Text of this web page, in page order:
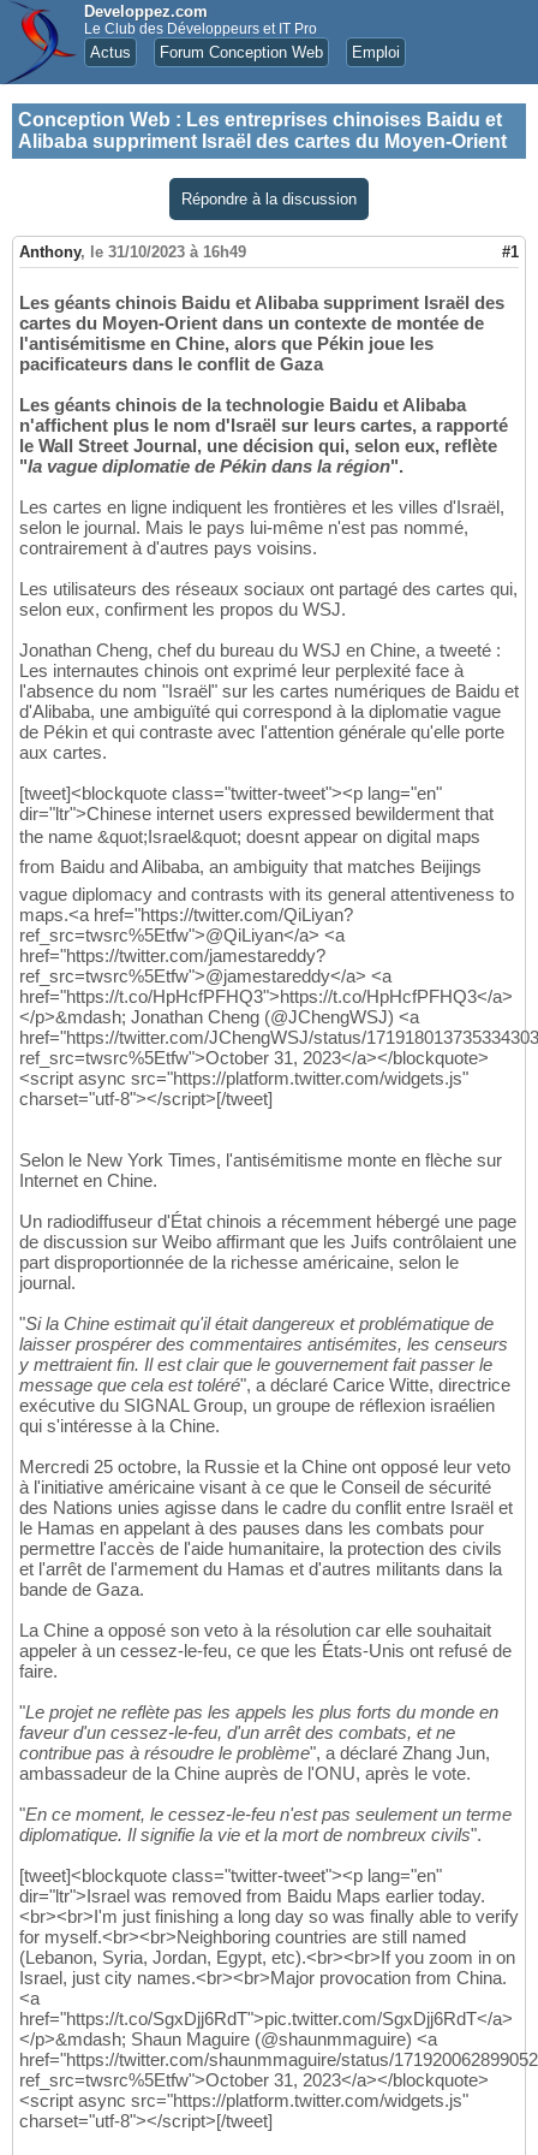
Developpez.com
Le Club des Développeurs et IT Pro
Actus Forum Conception Web Emploi
Conception Web : Les entreprises chinoises Baidu et
Alibaba suppriment Israël des cartes du Moyen-Orient
Répondre à la discussion
Anthony, le 31/10/2023 à 16h49 #1
Les géants chinois Baidu et Alibaba suppriment Israël des
cartes du Moyen-Orient dans un contexte de montée de
l'antisémitisme en Chine, alors que Pékin joue les
pacificateurs dans le conflit de Gaza
Les géants chinois de la technologie Baidu et Alibaba
n'affichent plus le nom d'Israël sur leurs cartes, a rapporté
le Wall Street Journal, une décision qui, selon eux, reflète
"la vague diplomatie de Pékin dans la région".
Les cartes en ligne indiquent les frontières et les villes d'Israël,
selon le journal. Mais le pays lui-même n'est pas nommé,
contrairement à d'autres pays voisins.
Les utilisateurs des réseaux sociaux ont partagé des cartes qui,
selon eux, confirment les propos du WSJ.
Jonathan Cheng, chef du bureau du WSJ en Chine, a tweeté :
Les internautes chinois ont exprimé leur perplexité face à
l'absence du nom "Israël" sur les cartes numériques de Baidu et
d'Alibaba, une ambiguïté qui correspond à la diplomatie vague
de Pékin et qui contraste avec l'attention générale qu'elle porte
aux cartes.
[tweet]<blockquote class="twitter-tweet"><p lang="en"
dir="ltr">Chinese internet users expressed bewilderment that
the name &quot;Israel&quot; doesnt appear on digital maps
from Baidu and Alibaba, an ambiguity that matches Beijings
vague diplomacy and contrasts with its general attentiveness to
maps.<a href="https://twitter.com/QiLiyan?
ref_src=twsrc%5Etfw">@QiLiyan</a> <a
href="https://twitter.com/jamestareddy?
ref_src=twsrc%5Etfw">@jamestareddy</a> <a
href="https://t.co/HpHcfPFHQ3">https://t.co/HpHcfPFHQ3</a>
</p>&mdash; Jonathan Cheng (@JChengWSJ) <a
href="https://twitter.com/JChengWSJ/status/
ref_src=twsrc%5Etfw">October 31, 2023</a></blockquote>
<script async src="https://platform.twitter.com/widgets.js"
charset="utf-8"></script>[/tweet]
Selon le New York Times, l'antisémitisme monte en flèche sur
Internet en Chine.
Un radiodiffuseur d'État chinois a récemment hébergé une page
de discussion sur Weibo affirmant que les Juifs contrôlaient une
part disproportionnée de la richesse américaine, selon le
journal.
"Si la Chine estimait qu'il était dangereux et problématique de
laisser prospérer des commentaires antisémites, les censeurs
y mettraient fin. Il est clair que le gouvernement fait passer le
message que cela est toléré", a déclaré Carice Witte, directrice
exécutive du SIGNAL Group, un groupe de réflexion israélien
qui s'intéresse à la Chine.
Mercredi 25 octobre, la Russie et la Chine ont opposé leur veto
à l'initiative américaine visant à ce que le Conseil de sécurité
des Nations unies agisse dans le cadre du conflit entre Israël et
le Hamas en appelant à des pauses dans les combats pour
permettre l'accès de l'aide humanitaire, la protection des civils
et l'arrêt de l'armement du Hamas et d'autres militants dans la
bande de Gaza.
La Chine a opposé son veto à la résolution car elle souhaitait
appeler à un cessez-le-feu, ce que les États-Unis ont refusé de
faire.
"Le projet ne reflète pas les appels les plus forts du monde en
faveur d'un cessez-le-feu, d'un arrêt des combats, et ne
contribue pas à résoudre le problème", a déclaré Zhang Jun,
ambassadeur de la Chine auprès de l'ONU, après le vote.
"En ce moment, le cessez-le-feu n'est pas seulement un terme
diplomatique. Il signifie la vie et la mort de nombreux civils".
[tweet]<blockquote class="twitter-tweet"><p lang="en"
dir="ltr">Israel was removed from Baidu Maps earlier today.
<br><br>I'm just finishing a long day so was finally able to verify
for myself.<br><br>Neighboring countries are still named
(Lebanon, Syria, Jordan, Egypt, etc).<br><br>If you zoom in on
Israel, just city names.<br><br>Major provocation from China.
<a
href="https://t.co/SgxDjj6RdT">pic.twitter.com/SgxDjj6RdT</a>
</p>&mdash; Shaun Maguire (@shaunmmaguire) <a
href="https://twitter.com/shaunmmaguire/status/
ref_src=twsrc%5Etfw">October 31, 2023</a></blockquote>
<script async src="https://platform.twitter.com/widgets.js"
charset="utf-8"></script>[/tweet]